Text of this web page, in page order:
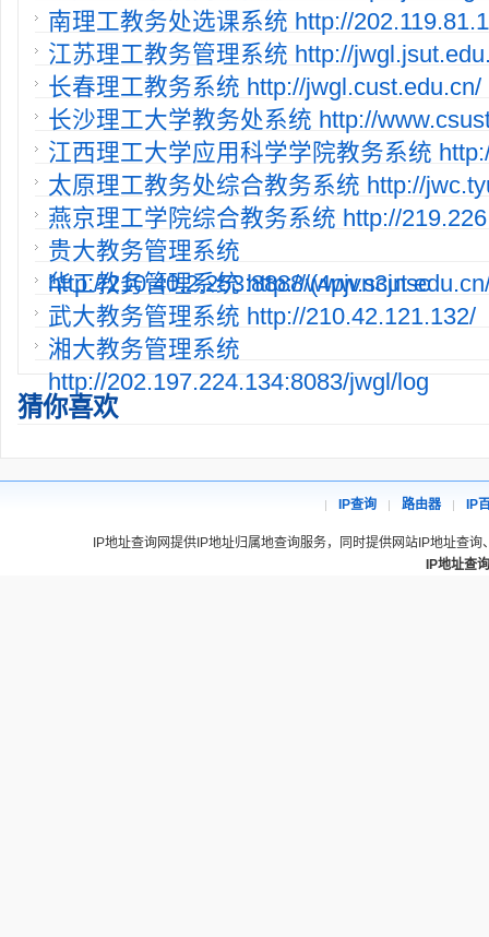
南理工教务处选课系统 http://
江苏理工教务管理系统 http://
长春理工教务系统 http://jwgl.cust.edu.cn/
长沙理工大学教务处系统 http://
江西理工大学应用科学学院教务系统
太原理工教务处综合教务系统 http://
燕京理工学院综合教务系统 http://
贵大教务管理系统
http://210.40.2.253:8888/(4pjvn3jnsc
华工教务管理系统 http://
武大教务管理系统 http://210.42.121.132/
湘大教务管理系统
http://202.197.224.134:8083/jwgl/log
猜你喜欢
IP查询 路由器 IP
IP地址查询网提供IP地址归属地查询服务，同时提供网站IP地址查
IP地址查